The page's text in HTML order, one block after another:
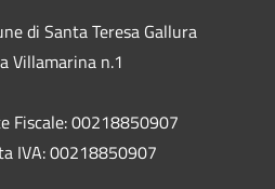
di Santa Teresa Gallura
Villamarina n.1
Fiscale: 00218850907
IVA: 00218850907